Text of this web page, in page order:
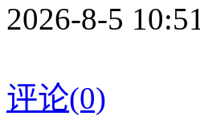
2026-8-5
评论(0)